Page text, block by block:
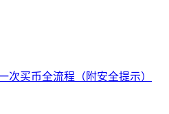
次买币全流程（附安全提示）